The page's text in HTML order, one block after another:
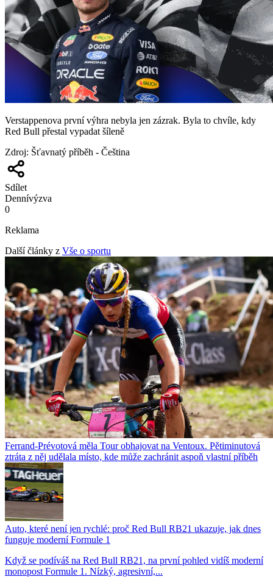
Verstappenova první výhra nebyla jen zázrak. Byla to chvíle, kdy
Red Bull přestal vypadat šíleně
Zdroj: Šťavnatý příběh - Čeština
Sdílet
Dennívýzva
0
Reklama
Další články z Vše o sportu
Ferrand-Prévotová měla Tour obhajovat na Ventoux. Pětiminutová
ztráta z něj udělala místo, kde může zachránit aspoň vlastní příběh
Auto, které není jen rychlé: proč Red Bull RB21 ukazuje, jak dnes
funguje moderní Formule 1
Když se podíváš na Red Bull RB21, na první pohled vidíš moderní
monopost Formule 1. Nízký, agresivní,...